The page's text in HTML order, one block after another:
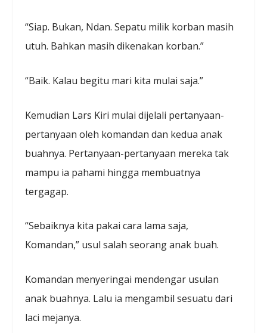
“Siap. Bukan, Ndan. Sepatu milik korban masih
utuh. Bahkan masih dikenakan korban.”
“Baik. Kalau begitu mari kita mulai saja.”
Kemudian Lars Kiri mulai dijelali pertanyaan-
pertanyaan oleh komandan dan kedua anak
buahnya. Pertanyaan-pertanyaan mereka tak
mampu ia pahami hingga membuatnya
tergagap.
“Sebaiknya kita pakai cara lama saja,
Komandan,” usul salah seorang anak buah.
Komandan menyeringai mendengar usulan
anak buahnya. Lalu ia mengambil sesuatu dari
laci mejanya.